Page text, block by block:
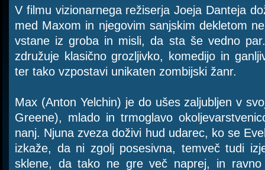
V filmu vizionarnega režiserja Joeja Danteja
med Maxom in njegovim sanjskim dekletom
vstane iz groba in misli, da sta še vedno
združuje klasično grozljivko, komedijo in
ter tako vzpostavi unikaten zombijski žanr.
Max (Anton Yelchin) je do ušes zaljubljen v
Greene), mlado in trmoglavo
nanj. Njuna zveza doživi hud udarec, ko se
izkaže, da ni zgolj posesivna, temveč tudi
sklene, da tako ne gre več naprej, in